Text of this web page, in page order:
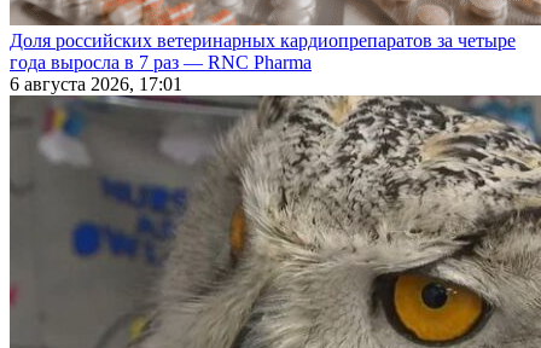
Доля российских ветеринарных кардиопрепаратов за четыре
года выросла в 7 раз — RNC Pharma
6 августа 2026, 17:01